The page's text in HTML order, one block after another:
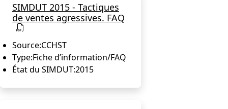
SIMDUT 2015 - Tactiques
de ventes agressives. FAQ
Source:CCHST
Type:Fiche d’information/FAQ
État du SIMDUT:2015